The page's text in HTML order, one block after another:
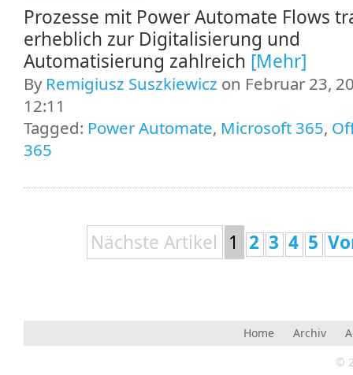
Prozesse mit Power Automate Flows
erheblich zur Digitalisierung und
Automatisierung zahlreich [Mehr]
By Remigiusz Suszkiewicz on Februar 23,
12:11
Tagged: Power Automate, Microsoft 365,
365
Nächste Artikel 1 2 3 4 5
Home Archiv
©